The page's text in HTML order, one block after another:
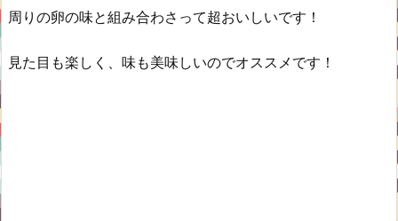
周りの卵の味と組み合わさって超おいしいです！
見た目も楽しく、味も美味しいのでオススメです！